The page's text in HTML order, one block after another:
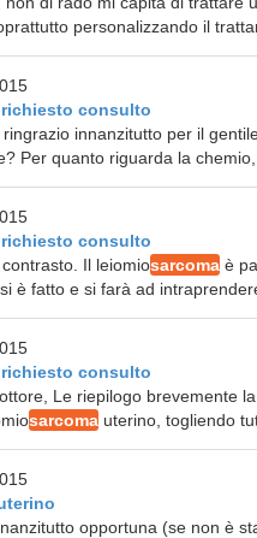
personalizzando il
consulto
innanzitutto per il
Per quanto riguarda la chemio,
consulto
contrasto. Il leiomiosarcoma è
è fatto e si farà ad
consulto
Le riepilogo brevemente
sarcoma uterino, togliendo
opportuna (se non è